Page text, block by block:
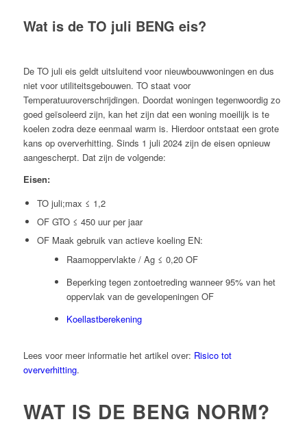
Wat is de TO juli BENG eis?
De TO juli eis geldt uitsluitend voor nieuwbouwwoningen en dus
niet voor utiliteitsgebouwen. TO staat voor
Temperatuuroverschrijdingen. Doordat woningen tegenwoordig zo
goed geïsoleerd zijn, kan het zijn dat een woning moeilijk is te
koelen zodra deze eenmaal warm is. Hierdoor ontstaat een grote
kans op oververhitting. Sinds 1 juli 2024 zijn de eisen opnieuw
aangescherpt. Dat zijn de volgende:
Eisen:
TO juli;max ≤ 1,2
OF GTO ≤ 450 uur per jaar
OF Maak gebruik van actieve koeling EN:
Raamoppervlakte / Ag ≤ 0,20 OF
Beperking tegen zontoetreding wanneer 95% van het
oppervlak van de gevelopeningen OF
Koellastberekening
Lees voor meer informatie het artikel over: Risico tot
oververhitting.
WAT IS DE BENG NORM?